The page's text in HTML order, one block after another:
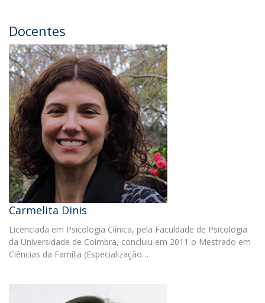
Docentes
Carmelita Dinis
Licenciada em Psicologia Clínica, pela Faculdade de Psicologia
da Universidade de Coimbra, concluiu em 2011 o Mestrado em
Ciências da Família (Especialização…